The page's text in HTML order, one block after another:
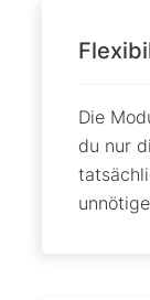
Die
du nur